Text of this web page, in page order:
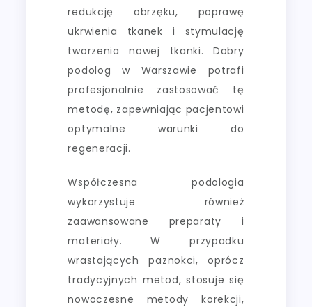
redukcję obrzęku, poprawę
ukrwienia tkanek i stymulację
tworzenia nowej tkanki. Dobry
podolog w Warszawie potrafi
profesjonalnie zastosować tę
metodę, zapewniając pacjentowi
optymalne warunki do
regeneracji.
Współczesna podologia
wykorzystuje również
zaawansowane preparaty i
materiały. W przypadku
wrastających paznokci, oprócz
tradycyjnych metod, stosuje się
nowoczesne metody korekcji,